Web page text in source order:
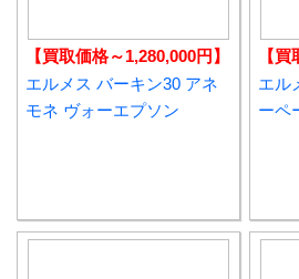
【買取価格～1,280,000円】
エルメス バーキン30 アネ
モネ ヴォーエプソン
【
エル
ーペ